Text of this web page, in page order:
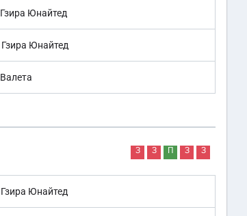
Гзира Юнайтед
Гзира Юнайтед
Валета
З З П З З
Гзира Юнайтед